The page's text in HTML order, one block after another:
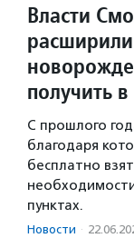
Власти
получить
С прошлого
благодаря
бесплатно
пунктах.
Новости ·